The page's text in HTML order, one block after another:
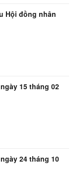
Hội đồng nhân
15 tháng 02
24 tháng 10